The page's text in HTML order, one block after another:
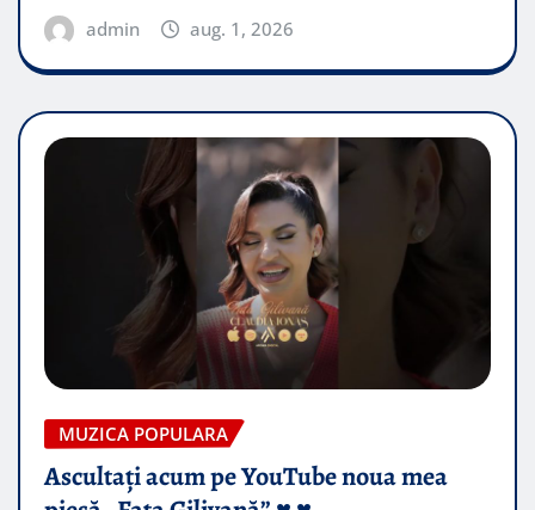
admin aug. 1, 2026
MUZICA POPULARA
Ascultați acum pe YouTube noua mea